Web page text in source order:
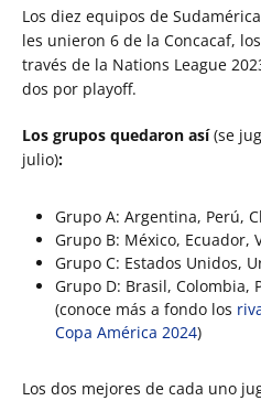
Los diez equipos de
les unieron 6 de la Concacaf,
través de la Nations League
dos por playoff.
Los grupos quedaron así(se
julio):
Grupo A: Argentina, Perú,
Grupo B: México, Ecuador,
Grupo C: Estados Unidos,
Grupo D: Brasil, Colombia,
(conoce más a fondo los
Copa América 2024)
Los dos mejores de cada uno